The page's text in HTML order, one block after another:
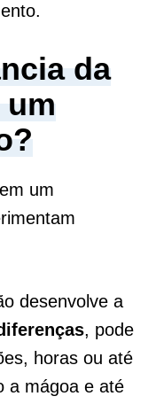
da
um
um
desenvolve a
, pode
horas ou até
a mágoa e até